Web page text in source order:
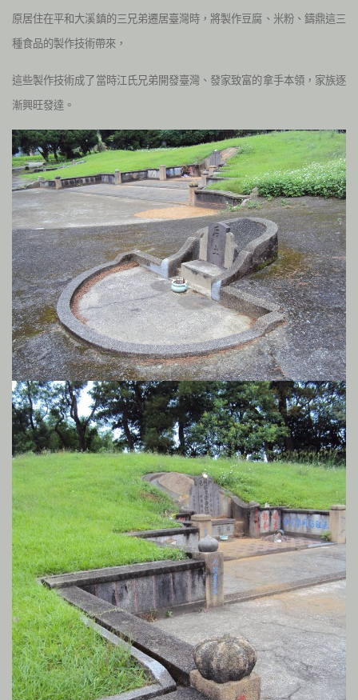
原居住在平和大溪鎮的三兄弟遷居臺灣時，將製作豆腐、米粉、鑄鼎這三
種食品的製作技術帶來，
這些製作技術成了當時江氏兄弟開發臺灣、發家致富的拿手本領，家族逐
漸興旺發達。